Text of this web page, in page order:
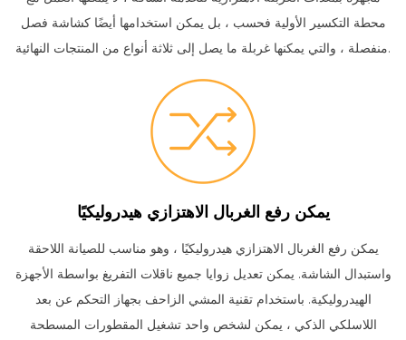
محطة التكسير الأولية فحسب ، بل يمكن استخدامها أيضًا كشاشة فصل
منفصلة ، والتي يمكنها غربلة ما يصل إلى ثلاثة أنواع من المنتجات النهائية.
يمكن رفع الغربال الاهتزازي هيدروليكيًا
يمكن رفع الغربال الاهتزازي هيدروليكيًا ، وهو مناسب للصيانة اللاحقة
واستبدال الشاشة. يمكن تعديل زوايا جميع ناقلات التفريغ بواسطة الأجهزة
الهيدروليكية. باستخدام تقنية المشي الزاحف بجهاز التحكم عن بعد
اللاسلكي الذكي ، يمكن لشخص واحد تشغيل المقطورات المسطحة